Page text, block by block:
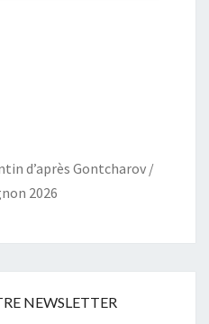
d’après Gontcharov /
2026
NEWSLETTER